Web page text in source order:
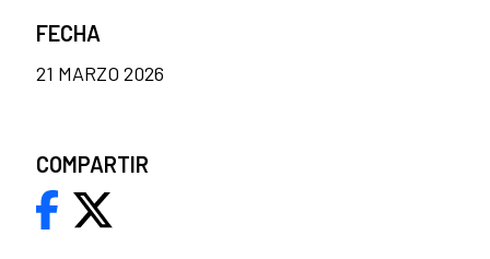
FECHA
21 MARZO 2026
COMPARTIR